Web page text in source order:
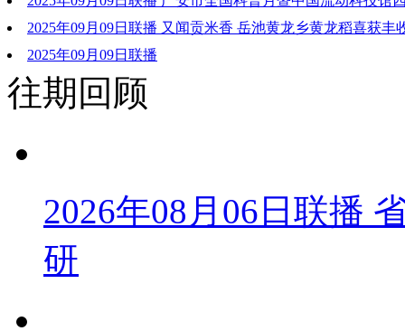
蓥站活动启动
2025年09月09日联播 又闻贡米香 岳池黄龙乡黄龙稻喜获丰
2025年09月09日联播
往期回顾
2026年08月06日联播
研